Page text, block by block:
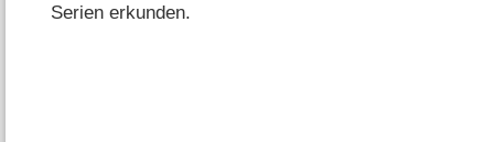
Serien erkunden.